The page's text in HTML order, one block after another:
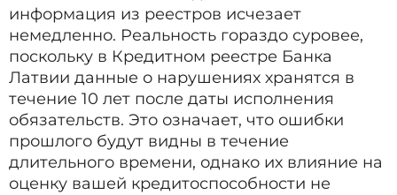
информация из реестров исчезает
немедленно. Реальность гораздо суровее,
поскольку в Кредитном реестре Банка
Латвии данные о нарушениях хранятся в
течение 10 лет после даты исполнения
обязательств. Это означает, что ошибки
прошлого будут видны в течение
длительного времени, однако их влияние на
оценку вашей кредитоспособности не